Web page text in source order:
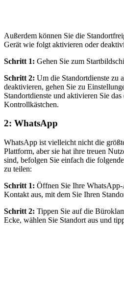
Außerdem können Sie die
Gerät wie folgt aktivieren oder
Schritt 1: Gehen Sie zum
Schritt 2: Um die Standortdienste zu
deaktivieren, gehen Sie zu
Standortdienste und aktivieren Sie das
Kontrollkästchen.
2: WhatsApp
WhatsApp ist vielleicht nicht die
Plattform, aber sie hat ihre treuen
sind, befolgen Sie einfach die
zu teilen:
Schritt 1: Öffnen Sie Ihre
Kontakt aus, mit dem Sie Ihren
Schritt 2: Tippen Sie auf die
Ecke, wählen Sie Standort aus und